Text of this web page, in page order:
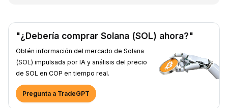
"¿Debería comprar Solana (SOL) ahora?"
Obtén información del mercado de Solana
(SOL) impulsada por IA y análisis del precio
de SOL en COP en tiempo real.
Pregunta a TradeGPT